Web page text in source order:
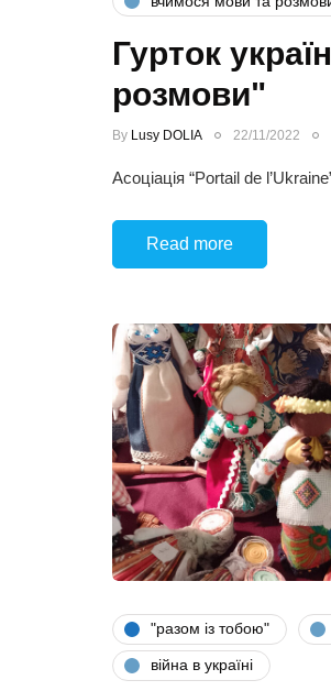
Гурток
розмови"
By Lusy DOLIA 22/11/2022
Асоціація “Portail de
Read more
"разом iз тобою"
війна в україні